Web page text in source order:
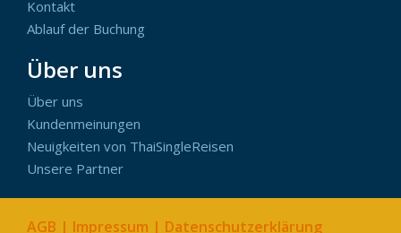
Kontakt
Ablauf der Buchung
Über uns
Über uns
Kundenmeinungen
Neuigkeiten von ThaiSingleReisen
Unsere Partner
AGB | Impressum | Datenschutzerklärung